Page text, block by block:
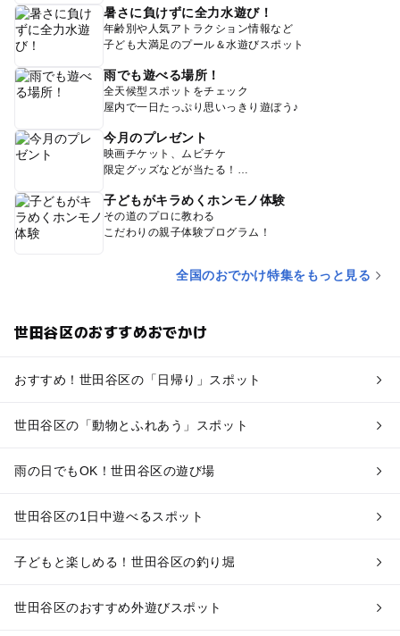
暑さに負けずに全力水遊び！
年齢別や人気アトラクション情報など
子ども大満足のプール＆水遊びスポット
雨でも遊べる場所！
全天候型スポットをチェック
屋内で一日たっぷり思いっきり遊ぼう♪
今月のプレゼント
映画チケット、ムビチケ
限定グッズなどが当たる！
子どもがキラめくホンモノ体験
その道のプロに教わる
こだわりの親子体験プログラム！
全国のおでかけ特集をもっと見る
世田谷区のおすすめおでかけ
おすすめ！世田谷区の「日帰り」スポット
世田谷区の「動物とふれあう」スポット
雨の日でもOK！世田谷区の遊び場
世田谷区の1日中遊べるスポット
子どもと楽しめる！世田谷区の釣り堀
世田谷区のおすすめ外遊びスポット